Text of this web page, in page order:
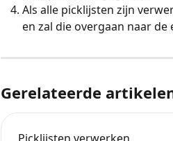
Als alle picklijsten zijn
en zal die overgaan naar
Gerelateerde